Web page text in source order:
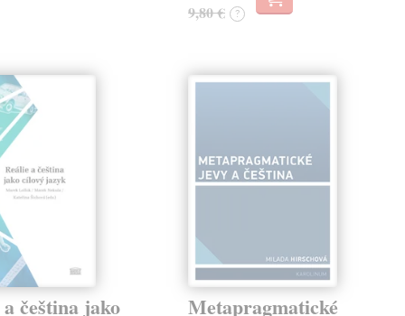
9,80 € ?
čeština jako Metapragmatické